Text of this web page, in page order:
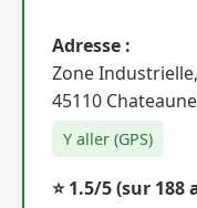
Adresse :
Zone
45110
Y aller (GPS)
⭐ 1.5/5(sur 188